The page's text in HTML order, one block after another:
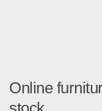
Online